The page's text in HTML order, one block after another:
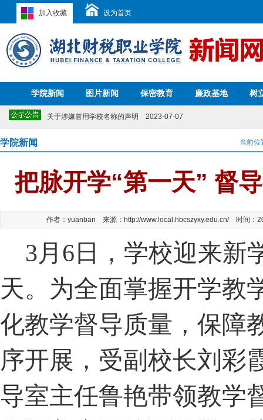
加入收藏 设为首页
学院新闻 图片新闻 保密教育 廉政基地 树
关于2026年清明节放假的通知 2026-03-23
关于开展“我为学校‘十五五’建言献策”意见征集活动的通知2025-11-
关于公布学校信访渠道的公告2025-09-08
湖北财税职业学院2024-2029年校历表2025-06-17
2024年湖北省职业院校技能大赛教师教学能力比赛湖北财税职业学院
关于涉嫌冒用学校名称的声明
2023-07-07
关于2021年暑假放假安排的通知2021-07-05
关于开展“我为学校‘十五五’建言献策”意见征集活动的通知2025-11-
关于公布学校监察室电话和信箱的公告
2025-11-11
2024年湖北省职业院校技能大赛教师教学能力比赛湖北财税职业学院
关于2022年端午节放假的通知2022-05-23
湖北财税职业学院实习监督咨询电话 2022-03-29
学院新闻 当前位
把脉开学“第一天” 督
作者：yuanban 来源：http://www.local.hbcszyxy.edu.cn/ 时间：
3月6日，学校迎来新
天。为全面掌握开学教
化教学督导质量，保障
序开展，受副校长刘彩
导室主任鲁艳带领教学